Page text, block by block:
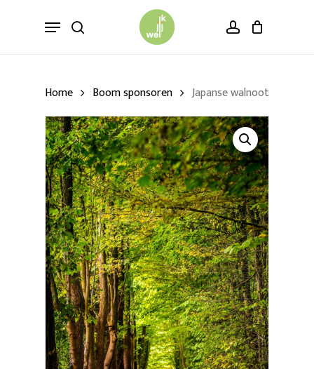
search account
Menu
Home Boom sponsoren Japanse walnoot